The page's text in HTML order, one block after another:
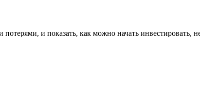
и показать, как можно начать инвестировать,